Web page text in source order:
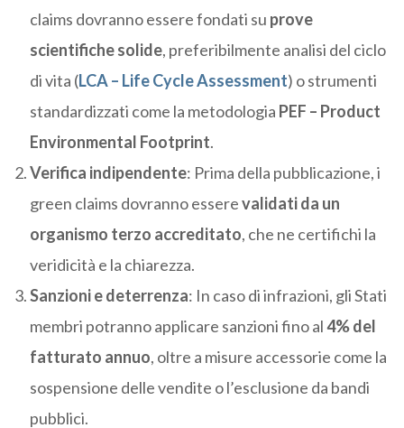
claims dovranno essere fondati su prove
scientifiche solide, preferibilmente analisi del ciclo
di vita (LCA – Life Cycle Assessment) o strumenti
standardizzati come la metodologia PEF – Product
Environmental Footprint.
Verifica indipendente: Prima della pubblicazione, i
green claims dovranno esserevalidati da un
organismo terzo accreditato, che ne certifichi la
veridicità e la chiarezza.
Sanzioni e deterrenza: In caso di infrazioni, gli Stati
membri potranno applicare sanzioni fino al4% del
fatturato annuo, oltre a misure accessorie come la
sospensione delle vendite o l’esclusione da bandi
pubblici.